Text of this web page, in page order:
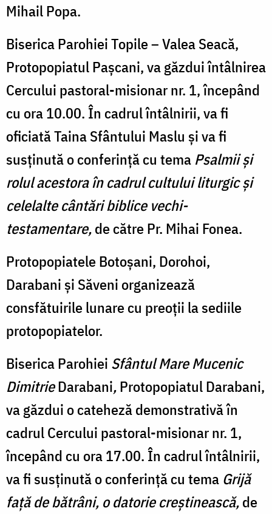
Mihail Popa.
Biserica Parohiei Topile – Valea Seacă,
Protopopiatul Pașcani, va găzdui întâlnirea
Cercului pastoral-misionar nr. 1, începând
cu ora 10.00. În cadrul întâlnirii, va fi
oficiată Taina Sfântului Maslu și va fi
susținută o conferință cu tema Psalmii și
rolul acestora în cadrul cultului liturgic și
celelalte cântări biblice vechi-
testamentare,de către Pr. Mihai Fonea.
Protopopiatele Botoșani, Dorohoi,
Darabani și Săveni organizează
consfătuirile lunare cu preoții la sediile
protopopiatelor.
Biserica Parohiei Sfântul Mare Mucenic
DimitrieDarabani,Protopopiatul Darabani,
va găzdui o cateheză demonstrativă în
cadrul Cercului pastoral-misionar nr. 1,
începând cu ora 17.00. În cadrul întâlnirii,
va fi susținută o conferință cu tema Grijă
față de bătrâni, o datorie creștinească,de